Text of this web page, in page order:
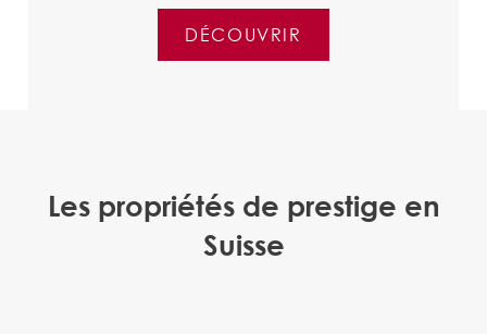
DÉCOUVRIR
Les propriétés de prestige en
Suisse